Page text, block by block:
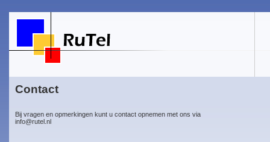
Contact
Bij vragen en opmerkingen kunt u contact opnemen met ons via
info@rutel.nl